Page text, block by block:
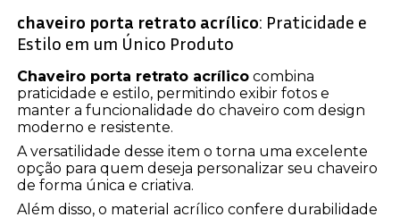
chaveiro porta retrato acrílico: Praticidade e
Estilo em um Único Produto
Chaveiro porta retrato acrílico combina
praticidade e estilo, permitindo exibir fotos e
manter a funcionalidade do chaveiro com design
moderno e resistente.
A versatilidade desse item o torna uma excelente
opção para quem deseja personalizar seu chaveiro
de forma única e criativa.
Além disso, o material acrílico confere durabilidade